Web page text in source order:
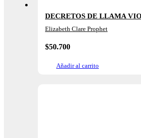
DECRETOS DE LLAMA
Elizabeth Clare Prophet
$50.700
Añadir al carrito